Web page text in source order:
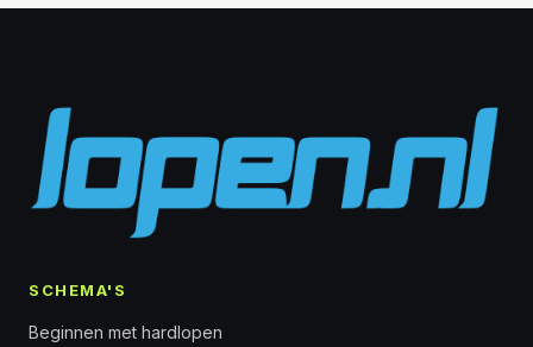
SCHEMA'S
Beginnen met hardlopen